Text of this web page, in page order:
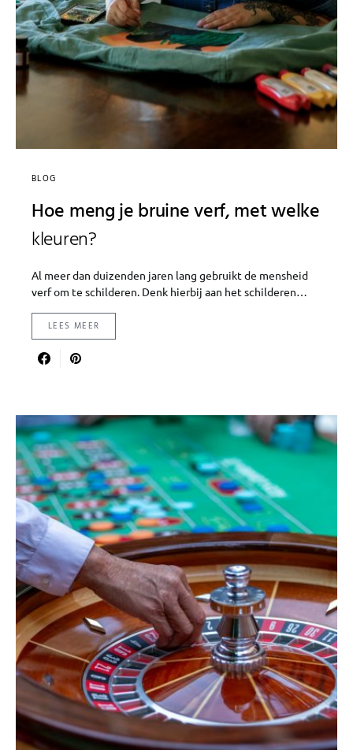
BLOG
Hoe meng je bruine verf, met welke
kleuren?
Al meer dan duizenden jaren lang gebruikt de mensheid
verf om te schilderen. Denk hierbij aan het schilderen…
LEES MEER